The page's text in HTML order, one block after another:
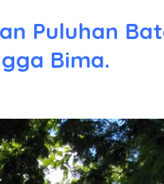
Puluhan
Bima.